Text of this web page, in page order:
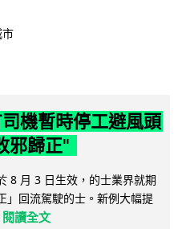
機暫時停工避風頭
邪歸正"
8 月 3 日生效，的士業界就期
」回流駕駛的士。新例大幅提
閱讀全文